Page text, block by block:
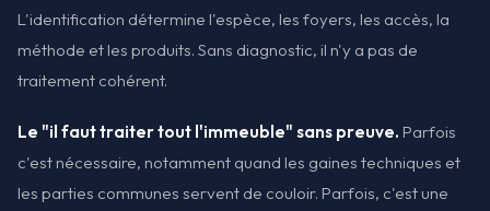
L'identification détermine l'espèce, les foyers, les accès, la
méthode et les produits. Sans diagnostic, il n'y a pas de
traitement cohérent.
Le "il faut traiter tout l'immeuble" sans preuve. Parfois
c'est nécessaire, notamment quand les gaines techniques et
les parties communes servent de couloir. Parfois, c'est une